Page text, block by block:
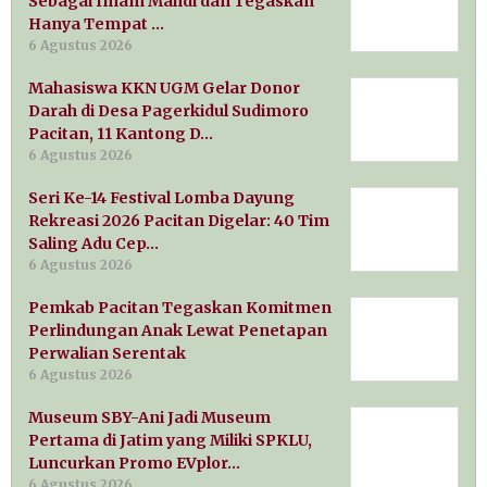
Hanya Tempat …
6 Agustus 2026
Mahasiswa KKN UGM Gelar Donor
Darah di Desa Pagerkidul Sudimoro
Pacitan, 11 Kantong D…
6 Agustus 2026
Seri Ke-14 Festival Lomba Dayung
Rekreasi 2026 Pacitan Digelar: 40 Tim
Saling Adu Cep…
6 Agustus 2026
Pemkab Pacitan Tegaskan Komitmen
Perlindungan Anak Lewat Penetapan
Perwalian Serentak
6 Agustus 2026
Museum SBY-Ani Jadi Museum
Pertama di Jatim yang Miliki SPKLU,
Luncurkan Promo EVplor…